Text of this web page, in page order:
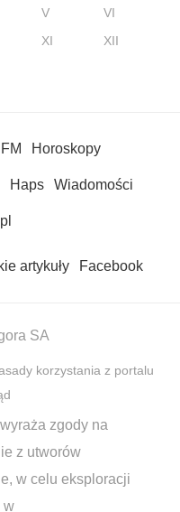
V
VI
XI XII
Horoskopy
Haps Wiadomości
artykuły Facebook
SA
korzystania z portalu
zgody na
z utworów
w celu eksploracji
w